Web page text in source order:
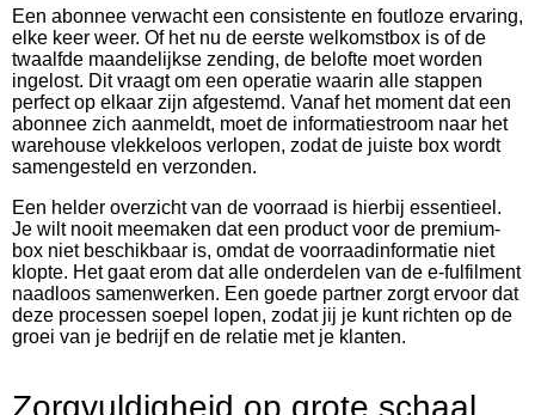
Een abonnee verwacht een consistente en foutloze ervaring,
elke keer weer. Of het nu de eerste welkomstbox is of de
twaalfde maandelijkse zending, de belofte moet worden
ingelost. Dit vraagt om een operatie waarin alle stappen
perfect op elkaar zijn afgestemd. Vanaf het moment dat een
abonnee zich aanmeldt, moet de informatiestroom naar het
warehouse vlekkeloos verlopen, zodat de juiste box wordt
samengesteld en verzonden.
Een helder overzicht van de voorraad is hierbij essentieel.
Je wilt nooit meemaken dat een product voor de premium-
box niet beschikbaar is, omdat de voorraadinformatie niet
klopte. Het gaat erom dat alle onderdelen van de e-fulfilment
naadloos samenwerken. Een goede partner zorgt ervoor dat
deze processen soepel lopen, zodat jij je kunt richten op de
groei van je bedrijf en de relatie met je klanten.
Zorgvuldigheid op grote schaal